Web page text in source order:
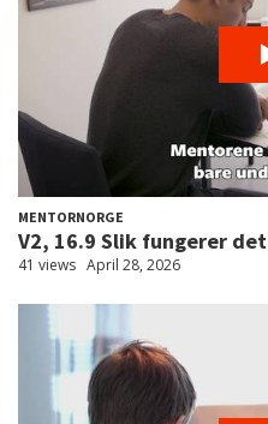
MENTORNORGE
V2, 16.9 Slik fungerer det
41 views April 28, 2026